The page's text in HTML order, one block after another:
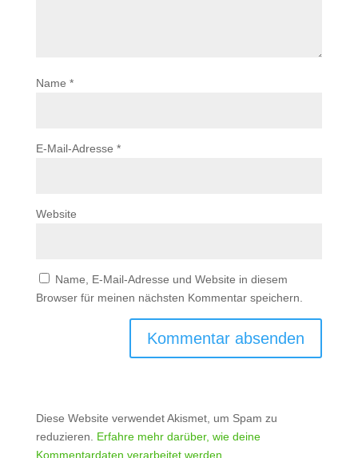
Name *
E-Mail-Adresse *
Website
Name, E-Mail-Adresse und Website in diesem
Browser für meinen nächsten Kommentar speichern.
Diese Website verwendet Akismet, um Spam zu
reduzieren. Erfahre mehr darüber, wie deine
Kommentardaten verarbeitet werden